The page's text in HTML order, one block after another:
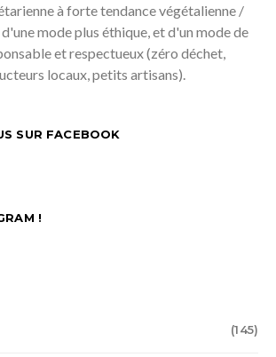
à forte tendance végétalienne /
mode plus éthique, et d'un mode de
et respectueux (zéro déchet,
locaux, petits artisans).
SUR FACEBOOK
!
(145)